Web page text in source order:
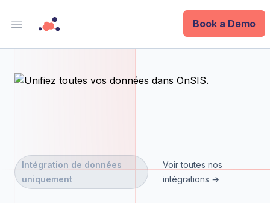
Open main menu
Book a Demo
Integrations
Intégration de données
uniquement
Voir toutes nos
intégrations →